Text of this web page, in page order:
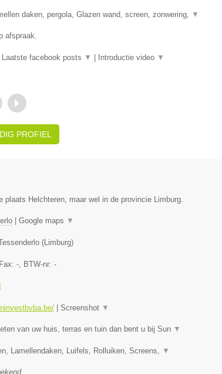
daken, pergola, Glazen wand, screen, zonwering, ▼
afspraak.
Laatste facebook posts ▼ Introductie video ▼
PROFIEL
plaats Helchteren, maar wel in de provincie Limburg.
| Google maps ▼
(Limburg)
-, BTW-nr: -
| Screenshot ▼
van uw huis, terras en tuin dan bent u bij Sun ▼
Lamellendaken, Luifels, Rolluiken, Screens, ▼